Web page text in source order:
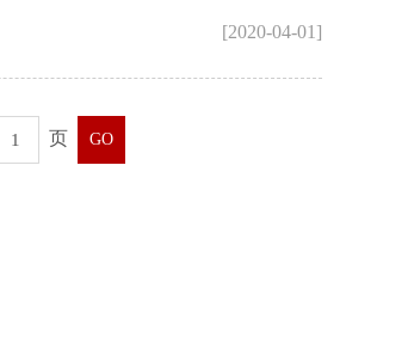
[2020-04-01]
页 GO